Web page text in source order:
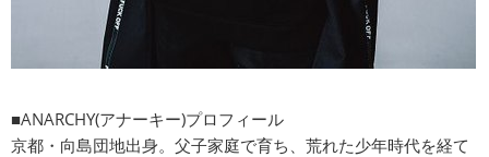
■ANARCHY(アナーキー)プロフィール
京都・向島団地出身。父子家庭で育ち、荒れた少年時代を経て